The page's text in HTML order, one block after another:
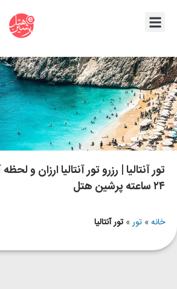
تور آنتالیا | رزرو تور آنتالیا ارزان و
۲۴ ساعته پرشین هتل
خانه» تور»تور آنتالیا